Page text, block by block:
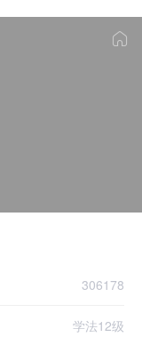
306178
学法12级